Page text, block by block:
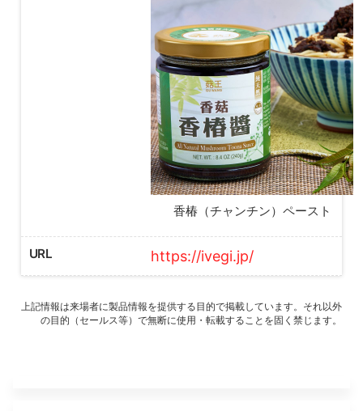
香椿（チャンチン）ペースト
URL https://ivegi.jp/
上記情報は来場者に製品情報を提供する目的で掲載しています。それ以外
の目的（セールス等）で無断に使用・転載することを固く禁じます。